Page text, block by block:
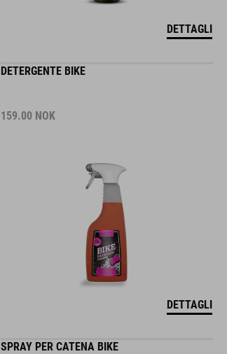
DETTAGLI
DETERGENTE BIKE
159.00 NOK
DETTAGLI
SPRAY PER CATENA BIKE